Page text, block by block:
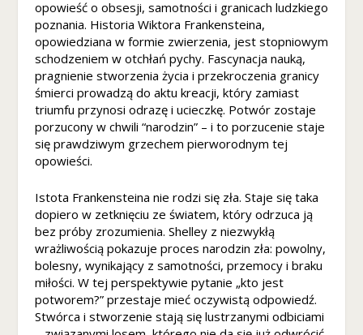
opowieść o obsesji, samotności i granicach ludzkiego
poznania. Historia Wiktora Frankensteina,
opowiedziana w formie zwierzenia, jest stopniowym
schodzeniem w otchłań pychy. Fascynacja nauką,
pragnienie stworzenia życia i przekroczenia granicy
śmierci prowadzą do aktu kreacji, który zamiast
triumfu przynosi odrazę i ucieczkę. Potwór zostaje
porzucony w chwili “narodzin” – i to porzucenie staje
się prawdziwym grzechem pierworodnym tej
opowieści.
Istota Frankensteina nie rodzi się zła. Staje się taka
dopiero w zetknięciu ze światem, który odrzuca ją
bez próby zrozumienia. Shelley z niezwykłą
wrażliwością pokazuje proces narodzin zła: powolny,
bolesny, wynikający z samotności, przemocy i braku
miłości. W tej perspektywie pytanie „kto jest
potworem?” przestaje mieć oczywistą odpowiedź.
Stwórca i stworzenie stają się lustrzanymi odbiciami
er
s
o
n
al
iz
o
w
a
tr
e
śc
i i
of
er
t.